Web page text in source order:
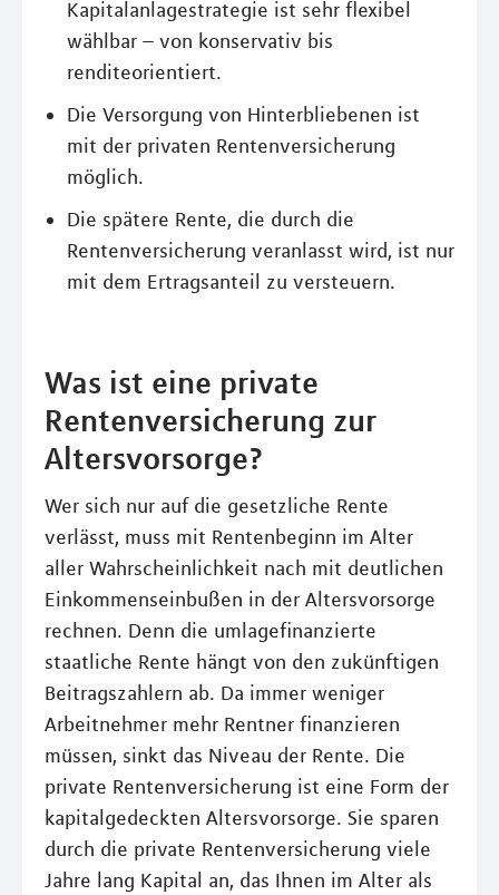
Kapitalanlagestrategie ist sehr flexibel
wählbar – von konservativ bis
renditeorientiert.
Die Versorgung von Hinterbliebenen ist
mit der privaten Rentenversicherung
möglich.
Die spätere Rente, die durch die
Rentenversicherung veranlasst wird, ist nur
mit dem Ertragsanteil zu versteuern.
Was ist eine private
Rentenversicherung zur
Altersvorsorge?
Wer sich nur auf die gesetzliche Rente
verlässt, muss mit Rentenbeginn im Alter
aller Wahrscheinlichkeit nach mit deutlichen
Einkommenseinbußen in der Altersvorsorge
rechnen. Denn die umlagefinanzierte
staatliche Rente hängt von den zukünftigen
Beitragszahlern ab. Da immer weniger
Arbeitnehmer mehr Rentner finanzieren
müssen, sinkt das Niveau der Rente. Die
private Rentenversicherung ist eine Form der
kapitalgedeckten Altersvorsorge. Sie sparen
durch die private Rentenversicherung viele
Jahre lang Kapital an, das Ihnen im Alter als